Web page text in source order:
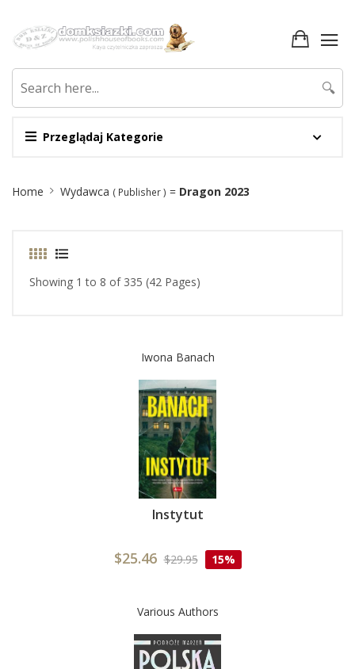
Przeglądaj Kategorie
🔍
Breadcrumb
Home Wydawca ( Publisher ) = Dragon 2023
Showing 1 to 8 of 335 (42 Pages)
Iwona Banach
Instytut
$25.46 $29.95 15%
Various Authors